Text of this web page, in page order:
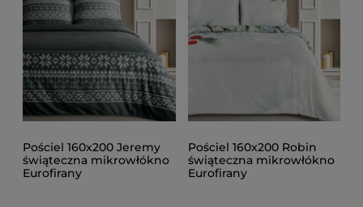
Pościel 160x200 Jeremy
świąteczna mikrowłókno
Eurofirany
Pościel 160x200 Robin
świąteczna mikrowłókno
Eurofirany